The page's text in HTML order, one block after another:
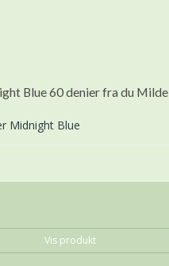
Blue 60 denier fra du Milde
Midnight Blue
Vis produkt